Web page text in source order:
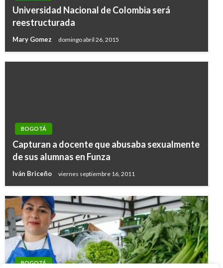
Universidad Nacional de Colombia será
reestructurada
Mary Gomez domingo abril 26, 2015
BOGOTÁ
Capturan a docente que abusaba sexualmente
de sus alumnas en Funza
Iván Briceño viernes septiembre 16, 2011
BOGOTÁ